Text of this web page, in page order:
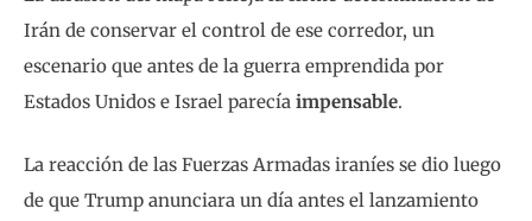
Irán de conservar el control de ese corredor, un
escenario que antes de la guerra emprendida por
Estados Unidos e Israel parecía impensable.
La reacción de las Fuerzas Armadas iraníes se dio luego
de que Trump anunciara un día antes el lanzamiento